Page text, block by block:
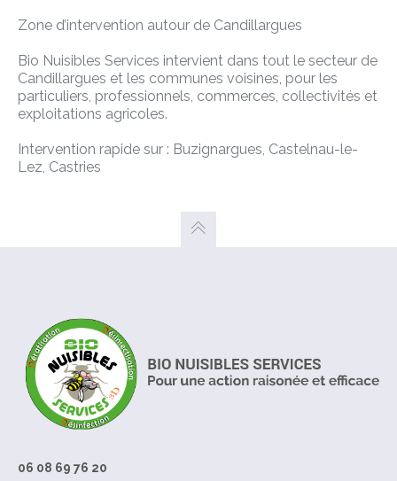
Zone d’intervention autour de Candillargues
Bio Nuisibles Services intervient dans tout le secteur de
Candillargues et les communes voisines, pour les
particuliers, professionnels, commerces, collectivités et
exploitations agricoles.
Intervention rapide sur : Buzignargues, Castelnau-le-
Lez, Castries
06 08 69 76 20